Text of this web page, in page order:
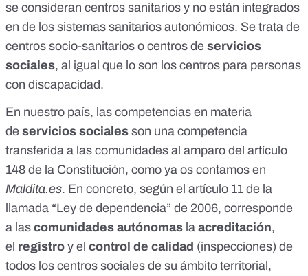
se consideran centros sanitarios y no están integrados
en de los sistemas sanitarios autonómicos. Se trata de
centros socio-sanitarios o centros de servicios
sociales, al igual que lo son los centros para personas
con discapacidad.
En nuestro país, las competencias en materia
de servicios sociales son una competencia
transferida a las comunidades al amparo del artículo
148 de la Constitución, como ya os contamos en
Maldita.es. En concreto, según el artículo 11 de la
llamada “Ley de dependencia” de 2006, corresponde
a las comunidades autónomas la acreditación,
el registro y el control de calidad (inspecciones) de
todos los centros sociales de su ámbito territorial,